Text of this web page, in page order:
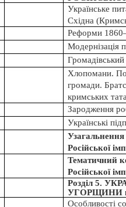
Українське
Східна
Реформи
Модернізація
Хлопомани.
громади.
кримських
Зародження
Українські
Узагальнення
Російської
Тематичний
Російської
Розділ 5.
УГОРЩИНИ в
Особливості